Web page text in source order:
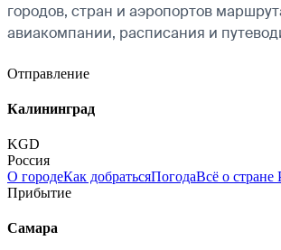
городов, стран и аэропортов
авиакомпании, расписания и
Отправление
Калининград
KGD
Россия
О городеКак добратьсяПогодаВсё о стране
Прибытие
Самара